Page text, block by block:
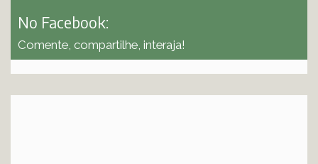
No Facebook:
Comente, compartilhe, interaja!